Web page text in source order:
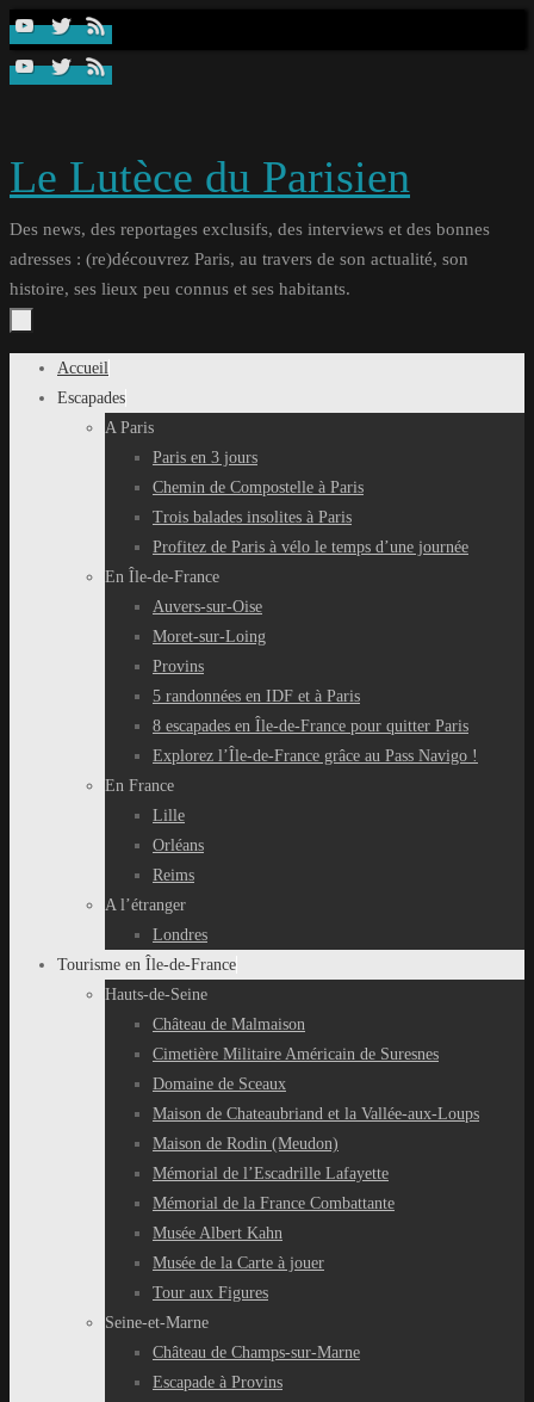
Passer
contenu
Le Lutèce du Parisien
Des news, des reportages exclusifs, des interviews et des bonnes
adresses : (re)découvrez Paris, au travers de son actualité, son
histoire, ses lieux peu connus et ses habitants.
Passer
Accueil
Escapades
A Paris
Paris en 3 jours
Chemin de Compostelle à Paris
Trois balades insolites à Paris
Profitez de Paris à vélo le temps d’une journée
En Île-de-France
Auvers-sur-Oise
Moret-sur-Loing
Provins
5 randonnées en IDF et à Paris
8 escapades en Île-de-France pour quitter Paris
Explorez l’Île-de-France grâce au Pass Navigo !
En France
Lille
Orléans
Reims
A l’étranger
Londres
Tourisme en Île-de-France
Hauts-de-Seine
Château de Malmaison
Cimetière Militaire Américain de Suresnes
Domaine de Sceaux
Maison de Chateaubriand et la Vallée-aux-Loups
Maison de Rodin (Meudon)
Mémorial de l’Escadrille Lafayette
Mémorial de la France Combattante
Musée Albert Kahn
Musée de la Carte à jouer
Tour aux Figures
Seine-et-Marne
Château de Champs-sur-Marne
Escapade à Provins